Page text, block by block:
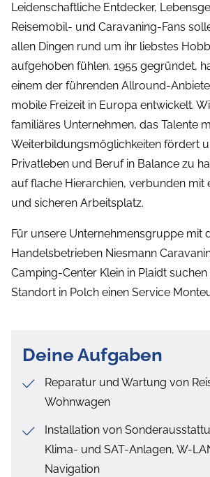
Leidenschaftliche Entdecker,
Reisemobil- und Caravaning-Fans
allen Dingen rund um ihr liebstes
aufgehoben fühlen. 1955 gegründet,
einem der führenden Allround-
mobile Freizeit in Europa entwickelt.
familiäres Unternehmen, das Talente
Weiterbildungsmöglichkeiten fördert
Privatleben und Beruf in Balance zu
auf flache Hierarchien, verbunden mit
und sicheren Arbeitsplatz.
Für unsere Unternehmensgruppe mit
Handelsbetrieben Niesmann
Camping-Center Klein in Plaidt
Standort in Polch einen Service
Deine Aufgaben
Reparatur und Wartung von
Wohnwagen
Installation von
Klima- und SAT-Anlagen, W-
Navigation